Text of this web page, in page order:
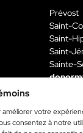
votre
consentez à notre
Prévost
Saint-
Saint-
Saint-
Sainte-
priligy